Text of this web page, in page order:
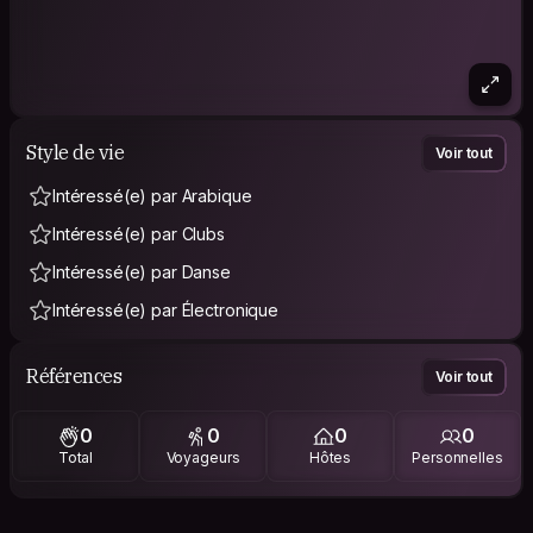
Style de vie Voir tout
Intéressé(e) par Arabique
Intéressé(e) par Clubs
Intéressé(e) par Danse
Intéressé(e) par Électronique
Références Voir tout
0
Total
0
Voyageurs
0
Hôtes
0
Personnelles